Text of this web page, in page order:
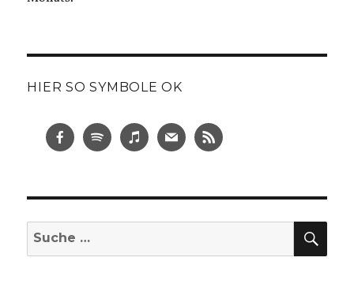
HIER SO SYMBOLE OK
Suche
nach: